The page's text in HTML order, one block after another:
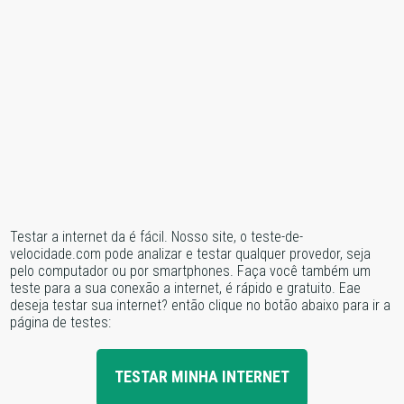
Testar a internet da é fácil. Nosso site, o teste-de-
velocidade.com pode analizar e testar qualquer provedor, seja
pelo computador ou por smartphones. Faça você também um
teste para a sua conexão a internet, é rápido e gratuito. Eae
deseja testar sua internet? então clique no botão abaixo para ir a
página de testes:
TESTAR MINHA INTERNET